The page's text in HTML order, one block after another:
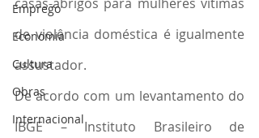
Emprego
Economia
Cultura
Obras
Internacional
de violência doméstica é igualmente
assustador.
De acordo com um levantamento do
IBGE – Instituto Brasileiro de